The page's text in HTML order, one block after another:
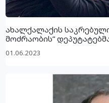
ახალქალაქის
მოძრაობის”
01.06.2023